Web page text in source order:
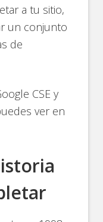
a tu sitio,
un conjunto
de
CSE y
ver en